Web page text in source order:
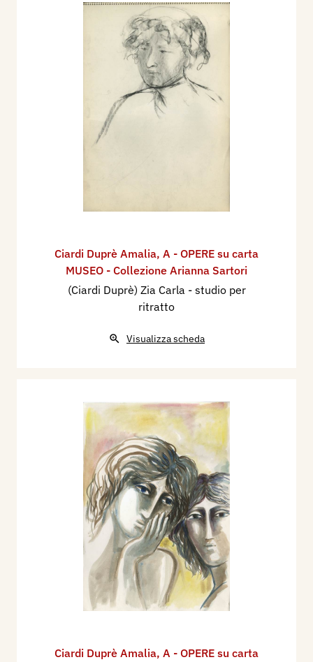
Ciardi Duprè Amalia, A - OPERE su carta
MUSEO - Collezione Arianna Sartori
(Ciardi Duprè) Zia Carla - studio per
ritratto
Visualizza scheda
Ciardi Duprè Amalia, A - OPERE su carta